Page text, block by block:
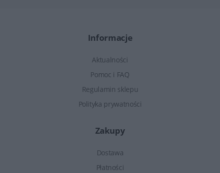
Informacje
Aktualności
Pomoc i FAQ
Regulamin sklepu
Polityka prywatności
Zakupy
Dostawa
Płatności